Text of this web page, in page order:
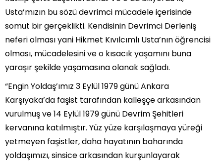
Usta’mızın bu sözü devrimci mücadele içerisinde
somut bir gerçeklikti. Kendisinin Devrimci Derleniş
neferi olması yani Hikmet Kıvılcımlı Usta’nın öğrencisi
olması, mücadelesini ve o kısacık yaşamını buna
yaraşır şekilde yaşamasına olanak sağladı.
“Engin Yoldaş’ımız 3 Eylül 1979 günü Ankara
Karşıyaka’da faşist tarafından kalleşçe arkasından
vurulmuş ve 14 Eylül 1979 günü Devrim Şehitleri
kervanına katılmıştır. Yüz yüze karşılaşmaya yüreği
yetmeyen faşistler, daha hayatının baharında
yoldaşımızı, sinsice arkasından kurşunlayarak